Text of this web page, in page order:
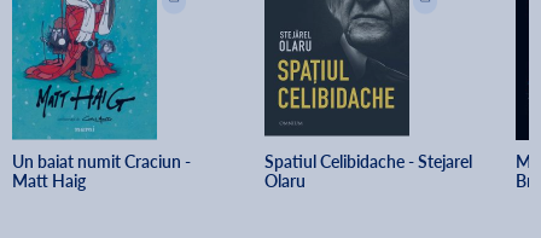
Un baiat numit Craciun -
Matt Haig
Spatiul Celibidache - Stejarel
Olaru